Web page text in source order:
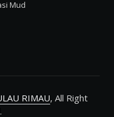
Mud
RIMAU, All Right